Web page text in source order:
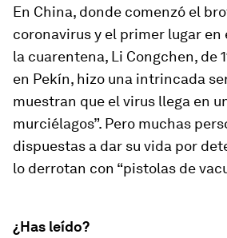
En China, donde comenzó el
coronavirus y el primer lugar en
la cuarentena, Li Congchen, de
en Pekín, hizo una intrincada
muestran que el virus llega en
murciélagos”. Pero muchas
dispuestas a dar su vida por
lo derrotan con “pistolas de
¿Has leído?